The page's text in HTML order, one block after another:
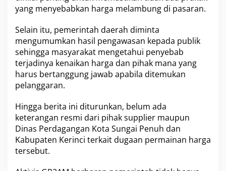
yang menyebabkan harga melambung di pasaran.
Selain itu, pemerintah daerah diminta
mengumumkan hasil pengawasan kepada publik
sehingga masyarakat mengetahui penyebab
terjadinya kenaikan harga dan pihak mana yang
harus bertanggung jawab apabila ditemukan
pelanggaran.
Hingga berita ini diturunkan, belum ada
keterangan resmi dari pihak supplier maupun
Dinas Perdagangan Kota Sungai Penuh dan
Kabupaten Kerinci terkait dugaan permainan harga
tersebut.